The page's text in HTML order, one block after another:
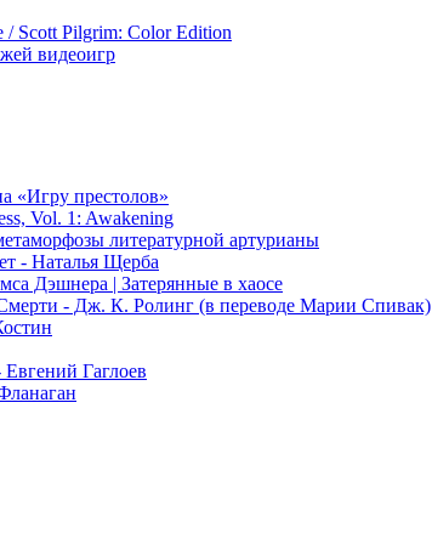
Scott Pilgrim: Color Edition
видеоигр
«Игру престолов»
Vol. 1: Awakening
литературной артурианы
- Наталья Щерба
Дэшнера | Затерянные в хаосе
- Дж. К. Ролинг (в переводе Марии Спивак)
Гаглоев